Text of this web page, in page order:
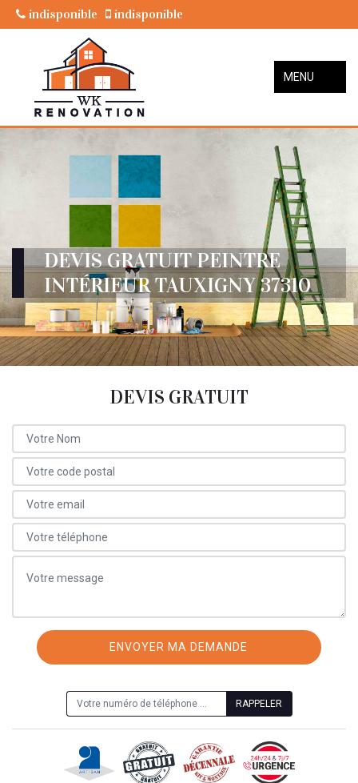
indisponible indisponible
MENU
DEVIS GRATUIT PEINTRE
INTÉRIEUR TAUXIGNY 37310
DEVIS GRATUIT